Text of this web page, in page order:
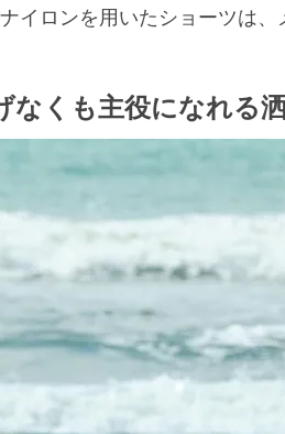
イロンを用いたショーツは、
なくも主役になれる